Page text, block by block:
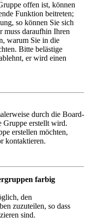
offen ist, können
Funktion beitreten;
so können Sie sich
muss daraufhin Ihren
warum Sie in die
Bitte belästige
er wird einen
durch die Board-
Gruppe erstellt wird.
erstellen möchten,
kontaktieren.
farbig
den
zuzuteilen, so dass
sind.